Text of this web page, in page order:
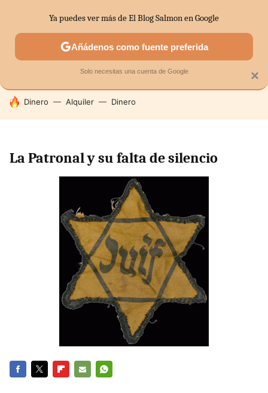
SECTORES ECONOMÍA DOMÉSTICA MERCADOS
HOY SE HABLA DE
Dinero Alquiler Dinero
La Patronal y su falta de silencio
×
Ya puedes ver más de El Blog Salmon en Google
Añádenos como fuente preferida
Solo necesitas una cuenta de Google